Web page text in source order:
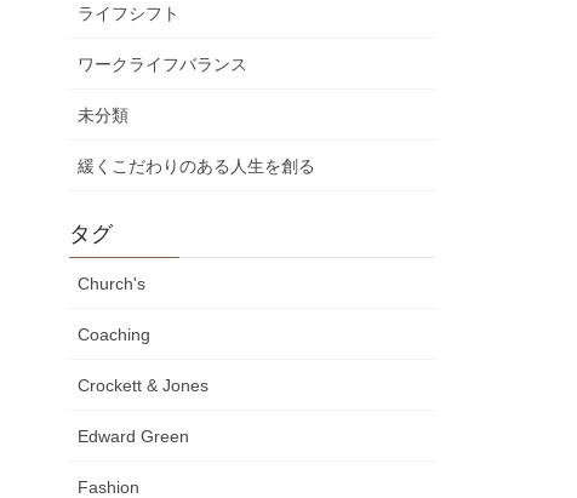
ライフシフト
ワークライフバランス
未分類
緩くこだわりのある人生を創る
タグ
Church's
Coaching
Crockett & Jones
Edward Green
Fashion